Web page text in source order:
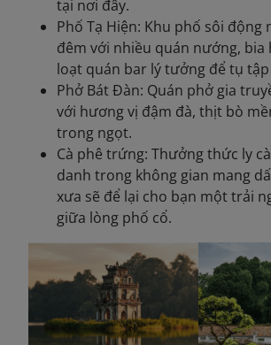
tại nơi đây.
Phố Tạ Hiện: Khu phố sôi động
đêm với nhiều quán nướng, bia
loạt quán bar lý tưởng để tụ
Phở Bát Đàn: Quán phở gia
với hương vị đậm đà, thịt bò
trong ngọt.
Cà phê trứng: Thưởng thức ly
danh trong không gian mang
xưa sẽ để lại cho bạn một trải
giữa lòng phố cổ.